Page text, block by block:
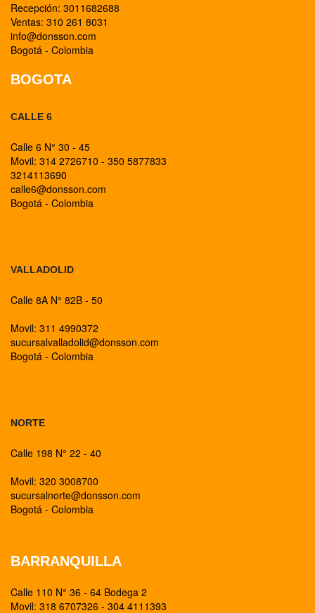
Recepción: 3011682688
Ventas: 310 261 8031
info@donsson.com
Bogotá - Colombia
BOGOTA
CALLE 6
Calle 6 N° 30 - 45
Movil: 314 2726710 - 350 5877833
3214113690
calle6@donsson.com
Bogotá - Colombia
VALLADOLID
Calle 8A N° 82B - 50
Movil: 311 4990372
sucursalvalladolid@donsson.com
Bogotá - Colombia
NORTE
Calle 198 N° 22 - 40
Movil: 320 3008700
sucursalnorte@donsson.com
Bogotá - Colombia
BARRANQUILLA
Calle 110 N° 36 - 64 Bodega 2
Movil: 318 6707326 - 304 4111393